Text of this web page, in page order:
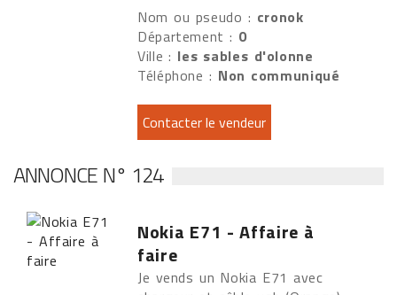
Nom ou pseudo : cronok
Département : 0
Ville : les sables d'olonne
Téléphone : Non communiqué
ANNONCE N° 124
Nokia E71 - Affaire à
faire
Je vends un Nokia E71 avec